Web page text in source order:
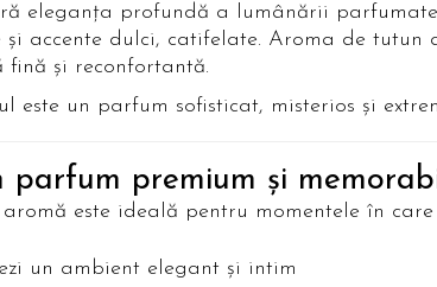
eleganța profundă a lumânării parfumate
și accente dulci, catifelate. Aroma de
fină și reconfortantă.
este un parfum sofisticat, misterios și
parfum premium și
aromă este ideală pentru momentele în care
un ambient elegant și intim